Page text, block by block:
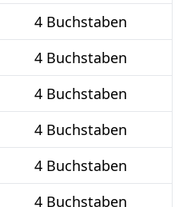
4 Buchstaben
4 Buchstaben
4 Buchstaben
4 Buchstaben
4 Buchstaben
4 Buchstaben